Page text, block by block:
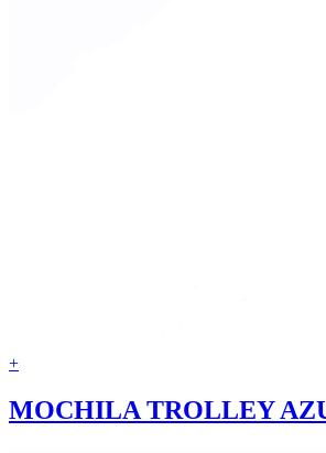
+
MOCHILA TROLLEY